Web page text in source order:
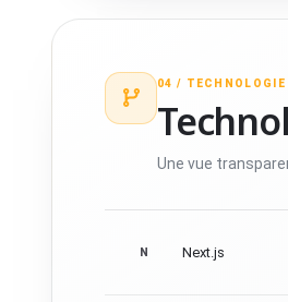
04 / TECHNOLOGIE
Une vue
N Next.js